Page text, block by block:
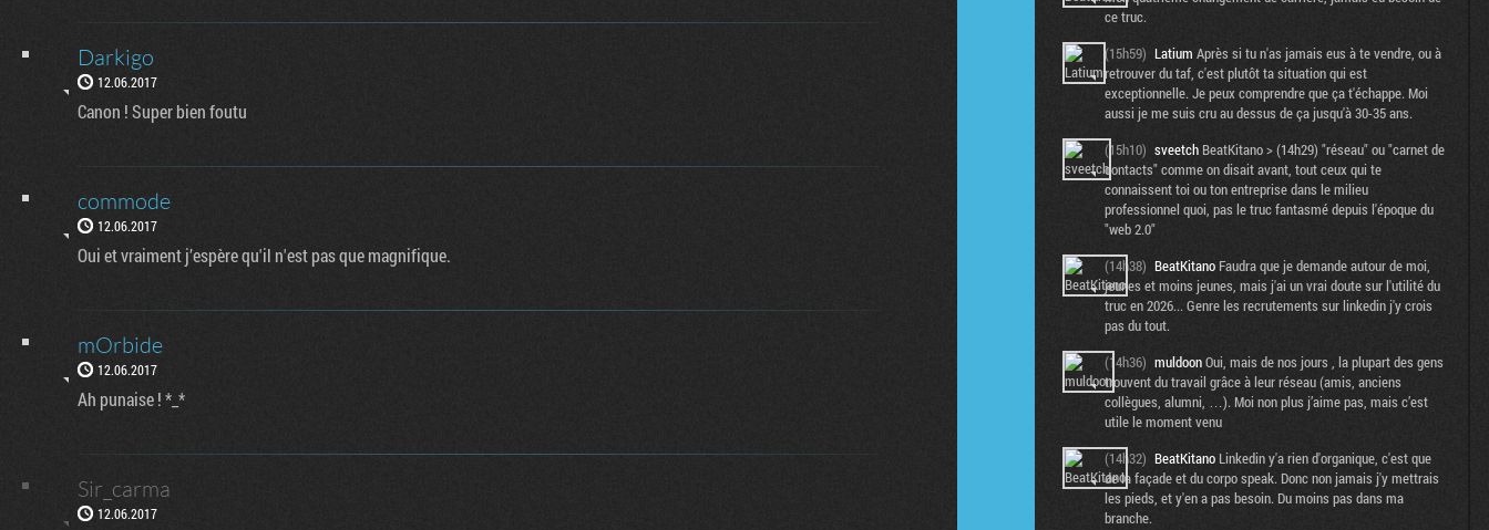
Darkigo
12.06.2017
Canon ! Super bien foutu
commode
12.06.2017
Oui et vraiment j’espère qu'il n'est pas que magnifique.
mOrbide
12.06.2017
Ah punaise ! *_*
Sir_carma
12.06.2017
ce truc.
(15h59) Latium Après si tu n'as jamais eus à te vendre, ou à
retrouver du taf, c'est plutôt ta situation qui est
exceptionnelle. Je peux comprendre que ça t'échappe. Moi
aussi je me suis cru au dessus de ça jusqu'à 30-35 ans.
(15h10) sveetch BeatKitano > (14h29) "réseau" ou "carnet de
contacts" comme on disait avant, tout ceux qui te
connaissent toi ou ton entreprise dans le milieu
professionnel quoi, pas le truc fantasmé depuis l'époque du
"web 2.0"
(14h38) BeatKitano Faudra que je demande autour de moi,
jeunes et moins jeunes, mais j'ai un vrai doute sur l'utilité du
truc en 2026... Genre les recrutements sur linkedin j'y crois
pas du tout.
(14h36) muldoonOui, mais de nos jours , la plupart des gens
trouvent du travail grâce à leur réseau (amis, anciens
collègues, alumni, …). Moi non plus j’aime pas, mais c’est
utile le moment venu
(14h32) BeatKitano Linkedin y'a rien d'organique, c'est que
de la façade et du corpo speak. Donc non jamais j'y mettrais
les pieds, et y'en a pas besoin. Du moins pas dans ma
branche.